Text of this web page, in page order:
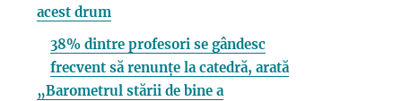
acest drum
38% dintre profesori se gândesc
frecvent să renunțe la catedră, arată
„Barometrul stării de bine a